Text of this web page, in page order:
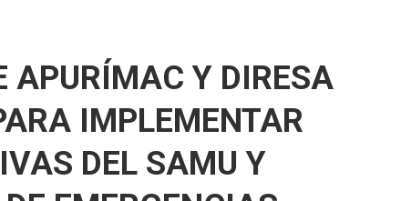
APURÍMAC Y DIRESA
IMPLEMENTAR
DEL SAMU Y